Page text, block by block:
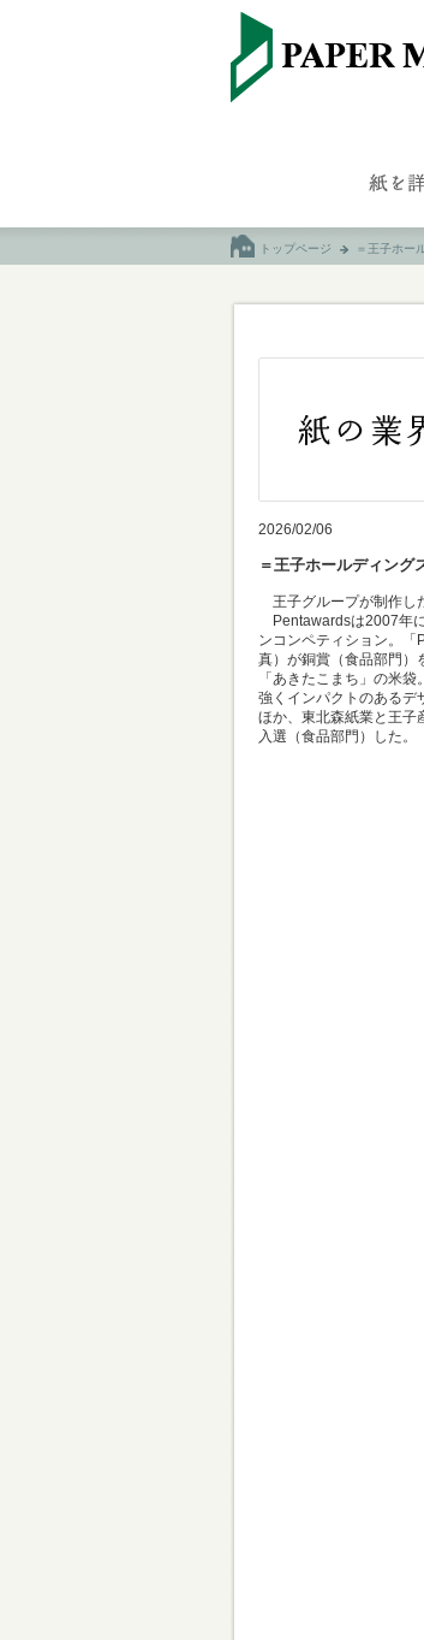
トップページ ＝王子ホー
2026/02/06
＝王子ホールディング
王子グループが制作し
Pentawardsは2007年
ンコンペティション。
真）が銅賞（食品部門）
「あきたこまち」の米
強くインパクトのあるデ
ほか、東北森紙業と王子
入選（食品部門）した。